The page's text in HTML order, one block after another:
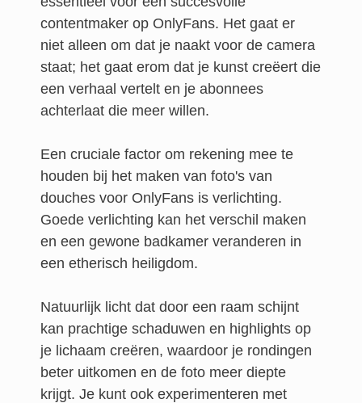
contentmaker op OnlyFans. Het gaat er
niet alleen om dat je naakt voor de camera
staat; het gaat erom dat je kunst creëert die
een verhaal vertelt en je abonnees
achterlaat die meer willen.
Een cruciale factor om rekening mee te
houden bij het maken van foto's van
douches voor OnlyFans is verlichting.
Goede verlichting kan het verschil maken
en een gewone badkamer veranderen in
een etherisch heiligdom.
Natuurlijk licht dat door een raam schijnt
kan prachtige schaduwen en highlights op
je lichaam creëren, waardoor je rondingen
beter uitkomen en de foto meer diepte
krijgt. Je kunt ook experimenteren met